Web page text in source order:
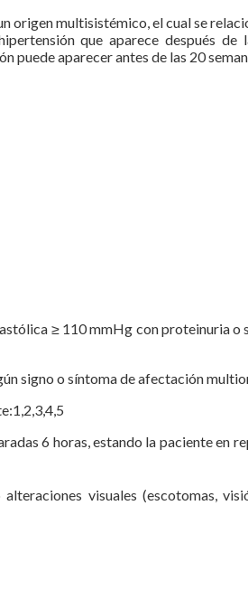
origen multisistémico, el cual se
que aparece después de
aparecer antes de las 20
≥ 110 mmHg con proteinuria
signo o síntoma de afectación
6 horas, estando la paciente en
visuales (escotomas,